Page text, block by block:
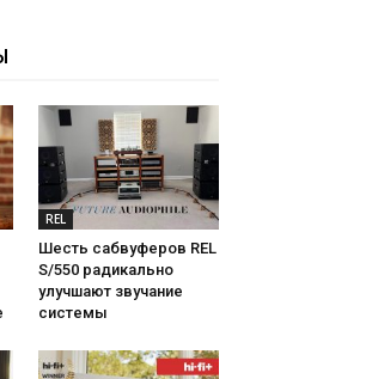
REL
Шесть сабвуферов REL
S/550 радикально
улучшают звучание
системы